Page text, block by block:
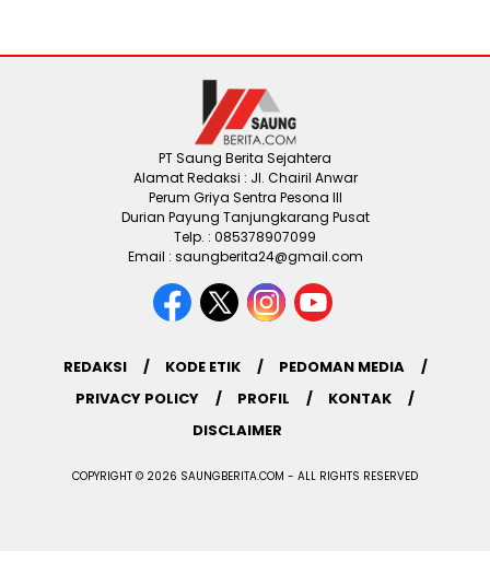
PT Saung Berita Sejahtera
Alamat Redaksi : Jl. Chairil Anwar
Perum Griya Sentra Pesona III
Durian Payung Tanjungkarang Pusat
Telp. : 085378907099
Email : saungberita24@gmail.com
REDAKSI KODE ETIK
PEDOMAN MEDIA
PRIVACY POLICY
PROFIL
KONTAK
DISCLAIMER
COPYRIGHT © 2026 SAUNGBERITA.COM - ALL RIGHTS RESERVED